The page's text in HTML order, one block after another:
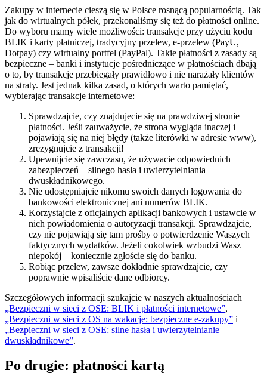
Zakupy w internecie cieszą się w Polsce rosnącą popularnością. Tak
jak do wirtualnych półek, przekonaliśmy się też do płatności online.
Do wyboru mamy wiele możliwości: transakcje przy użyciu kodu
BLIK i karty płatniczej, tradycyjny przelew, e-przelew (PayU,
Dotpay) czy wirtualny portfel (PayPal). Takie płatności z zasady są
bezpieczne – banki i instytucje pośredniczące w płatnościach dbają
o to, by transakcje przebiegały prawidłowo i nie narażały klientów
na straty. Jest jednak kilka zasad, o których warto pamiętać,
wybierając transakcje internetowe:
Sprawdzajcie, czy znajdujecie się na prawdziwej stronie
płatności. Jeśli zauważycie, że strona wygląda inaczej i
pojawiają się na niej błędy (także literówki w adresie www),
zrezygnujcie z transakcji!
Upewnijcie się zawczasu, że używacie odpowiednich
zabezpieczeń – silnego hasła i uwierzytelniania
dwuskładnikowego.
Nie udostępniajcie nikomu swoich danych logowania do
bankowości elektronicznej ani numerów BLIK.
Korzystajcie z oficjalnych aplikacji bankowych i ustawcie w
nich powiadomienia o autoryzacji transakcji. Sprawdzajcie,
czy nie pojawiają się tam prośby o potwierdzenie Waszych
faktycznych wydatków. Jeżeli cokolwiek wzbudzi Wasz
niepokój – koniecznie zgłoście się do banku.
Robiąc przelew, zawsze dokładnie sprawdzajcie, czy
poprawnie wpisaliście dane odbiorcy.
Szczegółowych informacji szukajcie w naszych aktualnościach
„Bezpieczni w sieci z OSE: BLIK i płatności internetowe”,
„Bezpieczni w sieci z OS na wakacje: bezpieczne e-zakupy” i
„Bezpieczni w sieci z OSE: silne hasła i uwierzytelnianie
dwuskładnikowe”.
Po drugie: płatności kartą